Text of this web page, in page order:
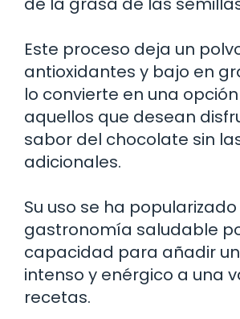
Este proceso deja un
antioxidantes y bajo en
lo convierte en una
aquellos que desean
sabor del chocolate sin
adicionales.
Su uso se ha
gastronomía saludable
capacidad para añadir
intenso y enérgico a una
recetas.